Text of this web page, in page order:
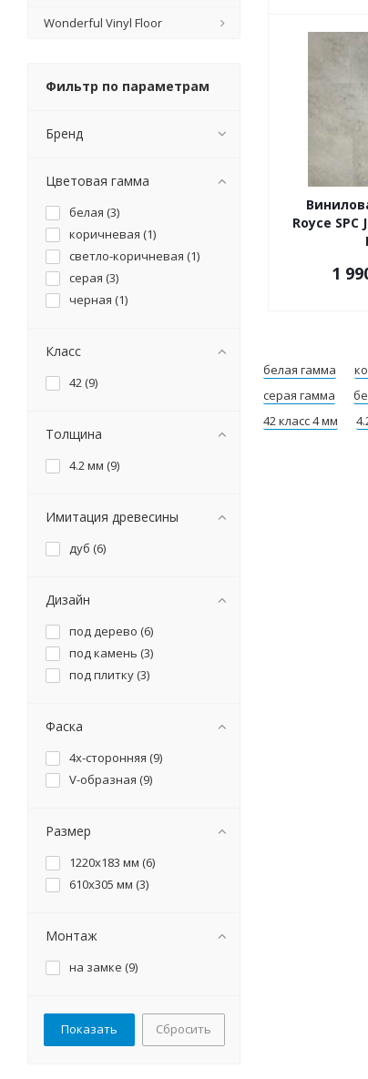
Royce SPC
1
белая гамма
серая гамма
42 класс 4 мм
Wonderful Vinyl Floor
Фильтр по параметрам
Бренд
Цветовая гамма
белая (3)
коричневая (1)
светло-коричневая (1)
серая (3)
черная (1)
Класс
42 (9)
Толщина
4.2 мм (9)
Имитация древесины
дуб (6)
Дизайн
под дерево (6)
под камень (3)
под плитку (3)
Фаска
4х-сторонняя (9)
V-образная (9)
Размер
1220х183 мм (6)
610х305 мм (3)
Монтаж
на замке (9)
Сбросить